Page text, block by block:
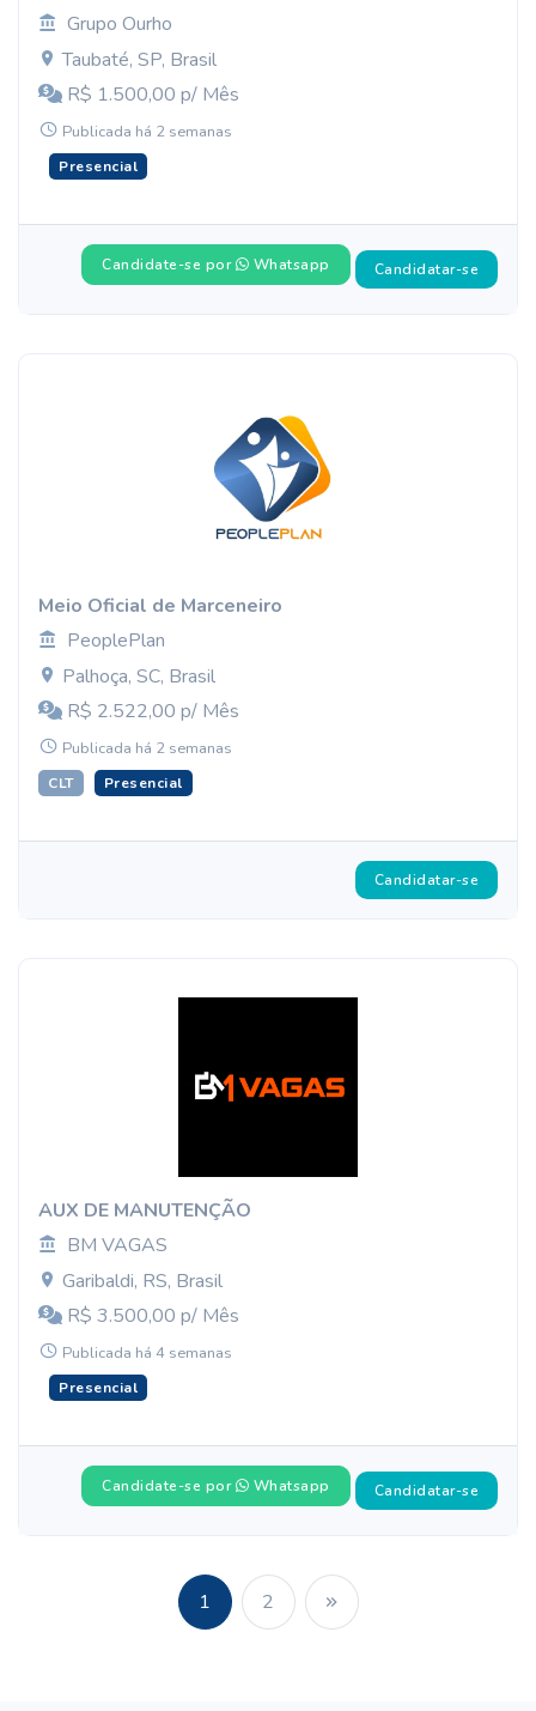
Grupo Ourho
Taubaté, SP, Brasil
R$ 1.500,00 p/ Mês
Publicada há 2 semanas
Presencial
Candidate-se por Whatsapp Candidatar-se
Meio Oficial de Marceneiro
PeoplePlan
Palhoça, SC, Brasil
R$ 2.522,00 p/ Mês
Publicada há 2 semanas
CLT Presencial
Candidatar-se
AUX DE MANUTENÇÃO
BM VAGAS
Garibaldi, RS, Brasil
R$ 3.500,00 p/ Mês
Publicada há 4 semanas
Presencial
Candidate-se por Whatsapp Candidatar-se
1 2